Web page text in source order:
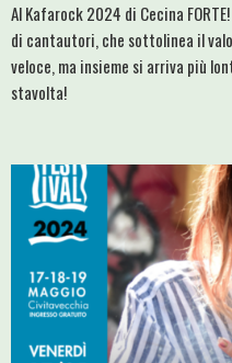
Al Kafarock 2024 di Cecina
di cantautori, che sottolinea il
veloce, ma insieme si arriva più
stavolta!